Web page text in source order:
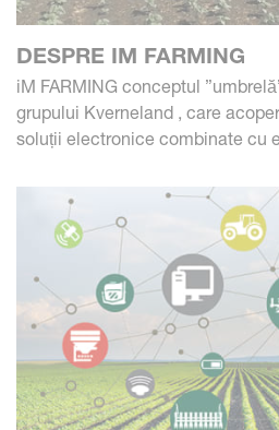
DESPRE IM FARMING
iM FARMING conceptul
grupului Kverneland , care
soluții electronice combinate cu